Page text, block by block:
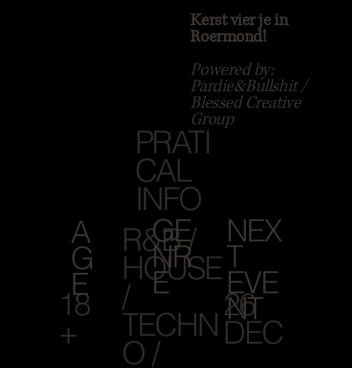
Kerst vier je in
Roermond!
Powered by:
Pardie&Bullshit /
Blessed Creative
Group
PRATI
CAL
INFO
18
+
A
G
E
R&B /
HOUSE
/
TECHN
O /
GE
NR
E
26
DEC
NEX
T
EVE
NT